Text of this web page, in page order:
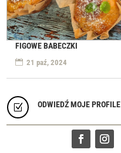
FIGOWE BABECZKI
21 paź, 2024
Z ODWIEDŹ MOJE PROFILE